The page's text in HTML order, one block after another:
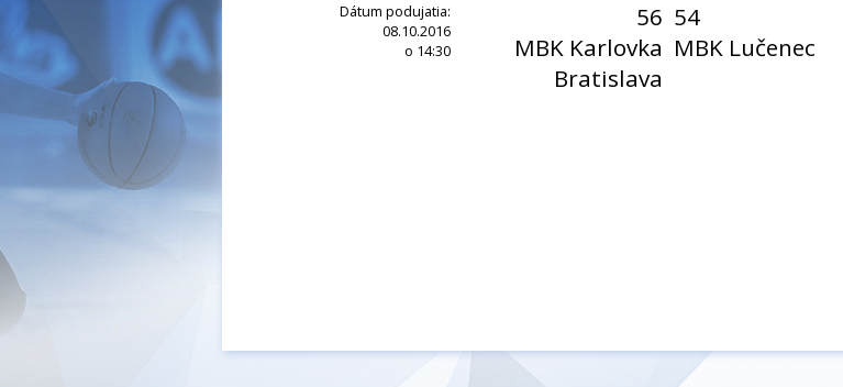
Dátum podujatia:
08.10.2016
o 14:30
56
MBK Karlovka
Bratislava
54
MBK Lučenec